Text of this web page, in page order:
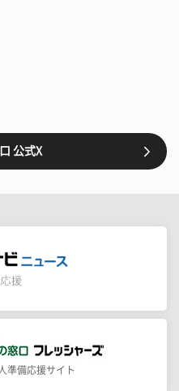
公式X
準備応援サイト